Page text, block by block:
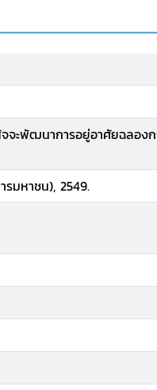
ะพัฒนาการอยู่อาศัยฉลอง
มหาชน), 2549.